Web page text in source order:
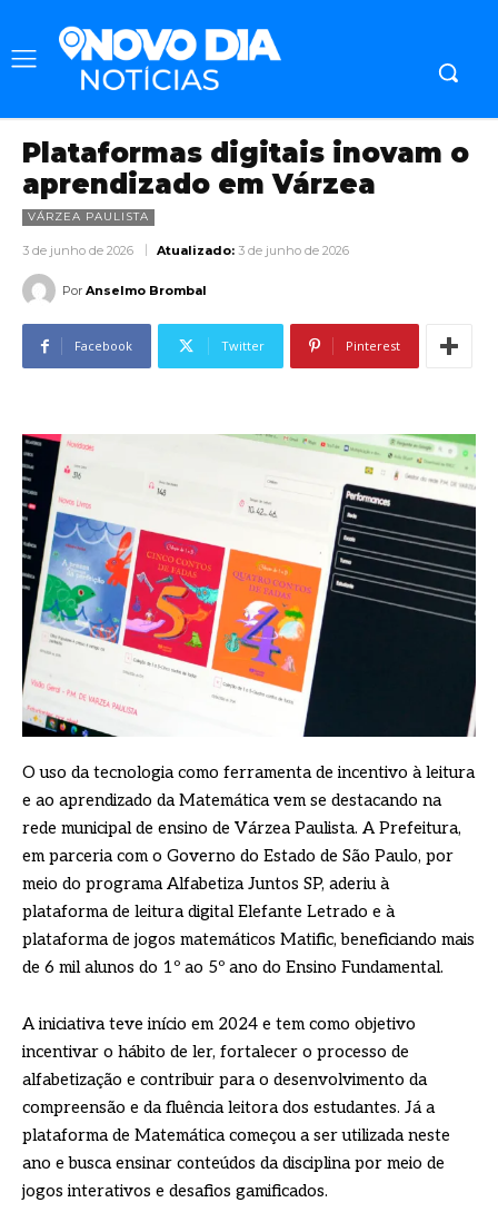
Plataformas digitais inovam o
aprendizado em Várzea
VÁRZEA PAULISTA
3 de junho de 2026 Atualizado: 3 de junho de 2026
Por Anselmo Brombal
Facebook Twitter Pinterest
O uso da tecnologia como ferramenta de incentivo à leitura
e ao aprendizado da Matemática vem se destacando na
rede municipal de ensino de Várzea Paulista. A Prefeitura,
em parceria com o Governo do Estado de São Paulo, por
meio do programa Alfabetiza Juntos SP, aderiu à
plataforma de leitura digital Elefante Letrado e à
plataforma de jogos matemáticos Matific, beneficiando mais
de 6 mil alunos do 1º ao 5º ano do Ensino Fundamental.
A iniciativa teve início em 2024 e tem como objetivo
incentivar o hábito de ler, fortalecer o processo de
alfabetização e contribuir para o desenvolvimento da
compreensão e da fluência leitora dos estudantes. Já a
plataforma de Matemática começou a ser utilizada neste
ano e busca ensinar conteúdos da disciplina por meio de
jogos interativos e desafios gamificados.